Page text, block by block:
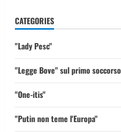
CATEGORIES
"Lady Pesc"
"Legge Bove" sul primo soccorso
"One-itis"
"Putin non teme l'Europa"